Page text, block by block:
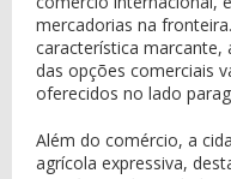
mercadorias na
característica
das opções comerciais
oferecidos no lado
Além do comércio, a
agrícola expressiva,